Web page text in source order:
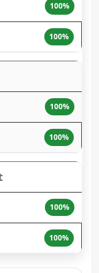
100%
100%
100%
100%
100%
100%